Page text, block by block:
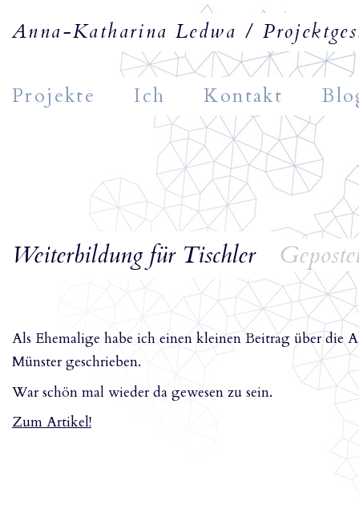
Anna-Katharina Ledwa /
Projekte Ich Kontakt
Weiterbildung für Tischler
Als Ehemalige habe ich einen kleinen Beitrag über die
Münster geschrieben.
War schön mal wieder da gewesen zu sein.
Zum Artikel!